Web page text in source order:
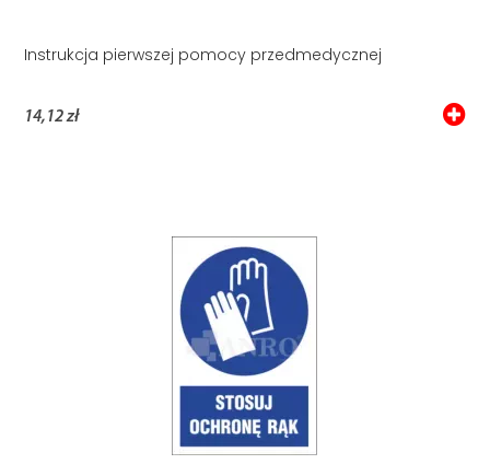
Instrukcja pierwszej pomocy przedmedycznej
14,12 zł